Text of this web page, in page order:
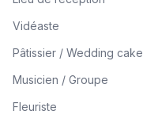
Vidéaste
Pâtissier / Wedding cake
Musicien / Groupe
Fleuriste